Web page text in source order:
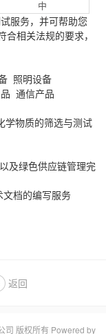
中
服务，并可帮助您
相关法规的要求，
照明设备
通信产品
学物质的筛选与测试
及绿色供应链管理完
档的编写服务
返回
司 版权所有 Powered by